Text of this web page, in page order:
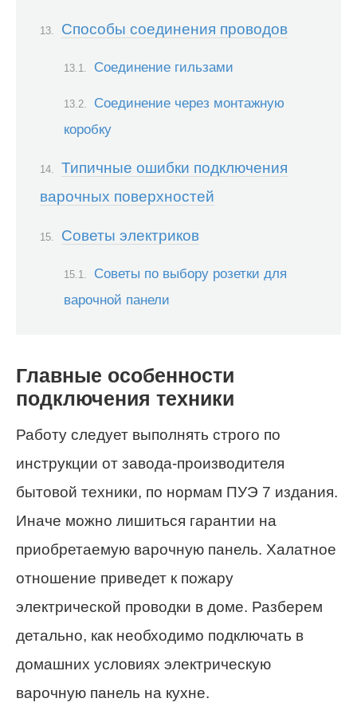
Способы соединения проводов
Соединение гильзами
Соединение через монтажную
коробку
Типичные ошибки подключения
варочных поверхностей
Советы электриков
Советы по выбору розетки для
варочной панели
Главные особенности
подключения техники
Работу следует выполнять строго по
инструкции от завода-производителя
бытовой техники, по нормам ПУЭ 7 издания.
Иначе можно лишиться гарантии на
приобретаемую варочную панель. Халатное
отношение приведет к пожару
электрической проводки в доме. Разберем
детально, как необходимо подключать в
домашних условиях электрическую
варочную панель на кухне.